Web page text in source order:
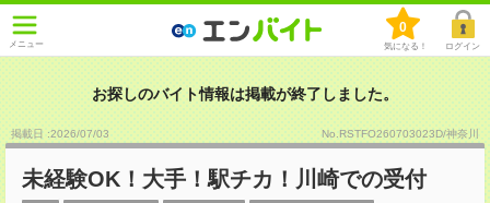
メニュー
0
気になる！ ログイン
お探しのバイト情報は掲載が終了しました。
掲載日 :2026/07/03 No.RSTFO260703023D/神奈川
未経験OK！大手！駅チカ！川崎での受付